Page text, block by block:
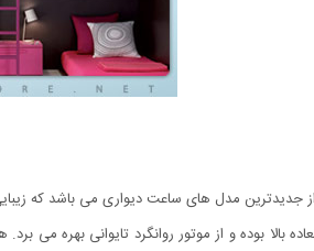
مدل های ساعت دیواری می باشد که